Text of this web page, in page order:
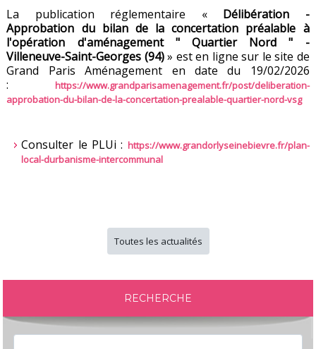
La publication réglementaire « Délibération -
Approbation du bilan de la concertation préalable à
l'opération d'aménagement " Quartier Nord " -
Villeneuve-Saint-Georges (94)» est en ligne sur le site de
Grand Paris Aménagement en date du 19/02/2026
:
https://www.grandparisamenagement.fr/post/deliberation-
approbation-du-bilan-de-la-concertation-prealable-quartier-nord-vsg
Consulter le PLUi : https://www.grandorlyseinebievre.fr/plan-
local-durbanisme-intercommunal
Toutes les actualités
RECHERCHE